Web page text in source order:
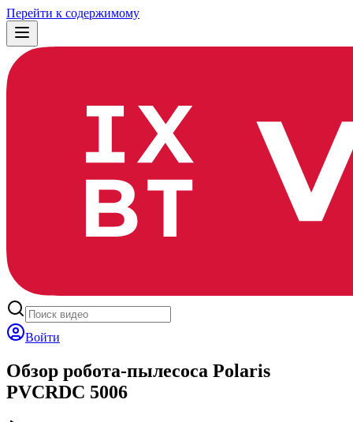
Перейти к содержимому
Войти
Обзор робота-пылесоса Polaris
PVCRDC 5006